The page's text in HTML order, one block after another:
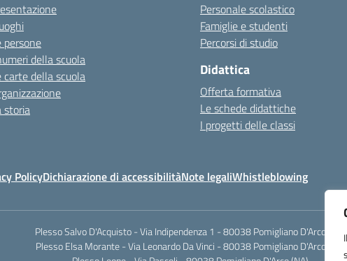
persone
della scuola
carte della scuola
storia
Personale scolastico
Famiglie e studenti
Percorsi di studio
Didattica
Offerta formativa
Le schede didattiche
I progetti delle classi
PolicyDichiarazione di accessibilitàNote legaliWhistleblowing
Plesso Salvo D'Acquisto - Via Indipendenza 1 - 80038 Pomigliano D'Arco (NA)
Plesso Elsa Morante - Via Leonardo Da Vinci - 80038 Pomigliano D'Arco (NA)